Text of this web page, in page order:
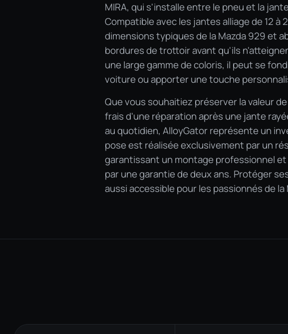
MIRA, qui s'installe entre le pneu et la
Compatible avec les jantes alliage de 12
dimensions typiques de la Mazda 929 et
bordures de trottoir avant qu'ils
une large gamme de coloris, il peut se
voiture ou apporter une touche
Que vous souhaitiez préserver la valeur
frais d'une réparation après une jante
au quotidien, AlloyGator représente un
pose est réalisée exclusivement par un
garantissant un montage professionnel
par une garantie de deux ans. Protéger
aussi accessible pour les passionnés de la